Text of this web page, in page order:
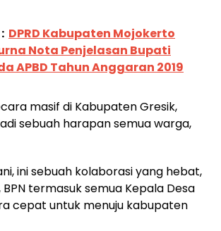
DPRD Kabupaten Mojokerto
Nota Penjelasan Bupati
APBD Tahun Anggaran 2019
masif di Kabupaten Gresik,
sebuah harapan semua warga,
ini sebuah kolaborasi yang hebat,
BPN termasuk semua Kepala Desa
cepat untuk menuju kabupaten